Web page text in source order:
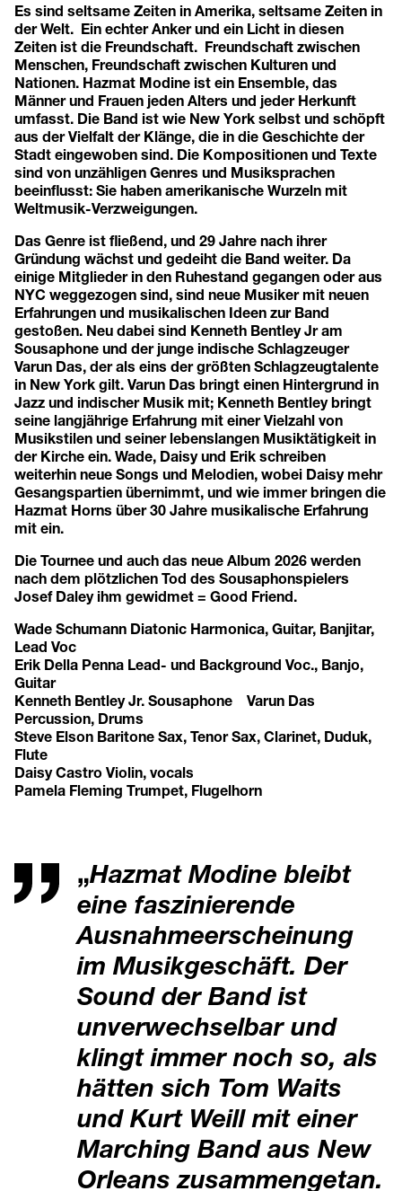
Es sind seltsame Zeiten in Amerika, seltsame Zeiten in
der Welt. Ein echter Anker und ein Licht in diesen
Zeiten ist die Freundschaft. Freundschaft zwischen
Menschen, Freundschaft zwischen Kulturen und
Nationen. Hazmat Modine ist ein Ensemble, das
Männer und Frauen jeden Alters und jeder Herkunft
umfasst. Die Band ist wie New York selbst und schöpft
aus der Vielfalt der Klänge, die in die Geschichte der
Stadt eingewoben sind. Die Kompositionen und Texte
sind von unzähligen Genres und Musiksprachen
beeinflusst: Sie haben amerikanische Wurzeln mit
Weltmusik-Verzweigungen.
Das Genre ist fließend, und 29 Jahre nach ihrer
Gründung wächst und gedeiht die Band weiter. Da
einige Mitglieder in den Ruhestand gegangen oder aus
NYC weggezogen sind, sind neue Musiker mit neuen
Erfahrungen und musikalischen Ideen zur Band
gestoßen. Neu dabei sind Kenneth Bentley Jr am
Sousaphone und der junge indische Schlagzeuger
Varun Das, der als eins der größten Schlagzeugtalente
in New York gilt. Varun Das bringt einen Hintergrund in
Jazz und indischer Musik mit; Kenneth Bentley bringt
seine langjährige Erfahrung mit einer Vielzahl von
Musikstilen und seiner lebenslangen Musiktätigkeit in
der Kirche ein. Wade, Daisy und Erik schreiben
weiterhin neue Songs und Melodien, wobei Daisy mehr
Gesangspartien übernimmt, und wie immer bringen die
Hazmat Horns über 30 Jahre musikalische Erfahrung
mit ein.
Die Tournee und auch das neue Album 2026 werden
nach dem plötzlichen Tod des Sousaphonspielers
Josef Daley ihm gewidmet = Good Friend.
Wade Schumann Diatonic Harmonica, Guitar, Banjitar,
Lead Voc
Erik Della Penna Lead- und Background Voc., Banjo,
Guitar
Kenneth Bentley Jr. Sousaphone Varun Das
Percussion, Drums
Steve Elson Baritone Sax, Tenor Sax, Clarinet, Duduk,
Flute
Daisy Castro Violin, vocals
Pamela Fleming Trumpet, Flugelhorn
„Hazmat Modine bleibt
eine faszinierende
Ausnahmeerscheinung
im Musikgeschäft. Der
Sound der Band ist
unverwechselbar und
klingt immer noch so, als
hätten sich Tom Waits
und Kurt Weill mit einer
Marching Band aus New
Orleans zusammengetan.